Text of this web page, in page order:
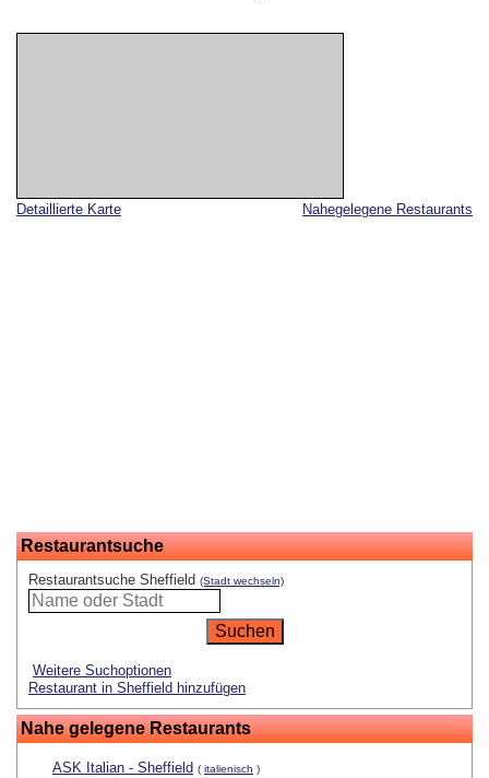
Nahegelegene Restaurants
Detaillierte Karte
Restaurantsuche
Restaurantsuche Sheffield (Stadt wechseln)
Weitere Suchoptionen
Restaurant in Sheffield hinzufügen
Nahe gelegene Restaurants
ASK Italian - Sheffield ( italienisch )